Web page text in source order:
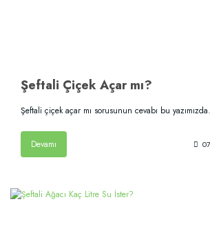
Şeftali Çiçek Açar mı?
Şeftali çiçek açar mı sorusunun cevabı bu yazımızda.
Devamı